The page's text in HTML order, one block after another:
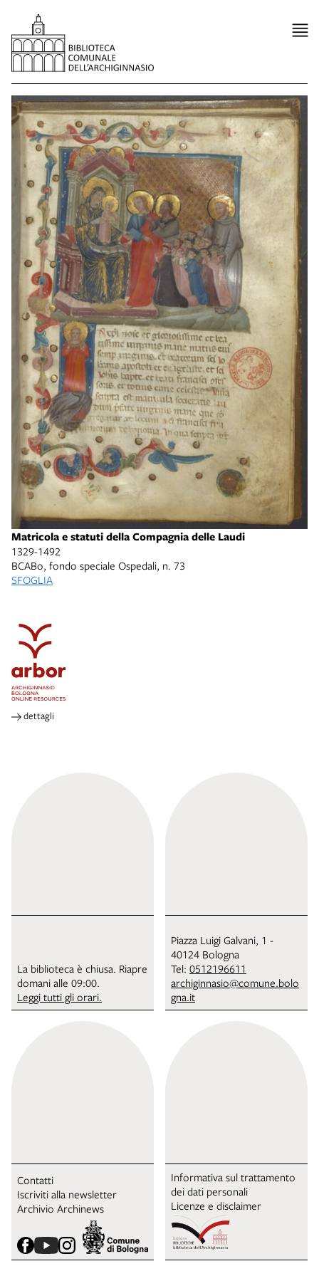
Matricola e statuti della Compagnia delle Laudi
1329-1492
BCABo, fondo speciale Ospedali, n. 73
SFOGLIA
dettagli
La biblioteca è chiusa. Riapre
domani alle 09:00.
Leggi tutti gli orari.
Piazza Luigi Galvani, 1 -
40124 Bologna
Tel: 0512196611
archiginnasio@comune.bolo
gna.it
Contatti
Iscriviti alla newsletter
Archivio Archinews
Informativa sul trattamento
dei dati personali
Licenze e disclaimer